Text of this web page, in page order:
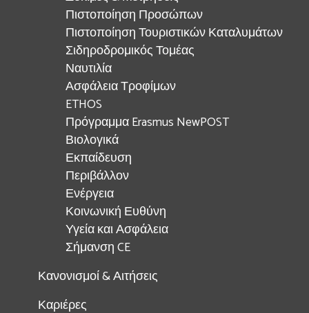
Πιστοποίηση Προσώπων
Πιστοποίηση Τουριστικών Καταλυμάτων
Σιδηροδρομικός Τομέας
Ναυτιλία
Ασφάλεια Τροφίμων
ETHOS
Πρόγραμμα Erasmus NewPOST
Βιολογικά
Εκπαίδευση
Περιβάλλον
Ενέργεια
Κοινωνική Ευθύνη
Υγεία και Ασφάλεια
Σήμανση CE
Κανονισμοί & Αιτήσεις
Καριέρες